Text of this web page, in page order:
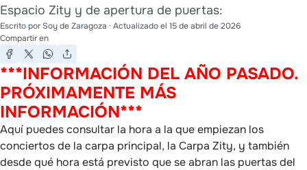
Espacio Zity y de apertura de puertas:
Escrito porSoy de Zaragoza · Actualizado el 15 de abril de 2026
Compartir en
***INFORMACIÓN DEL AÑO PASADO.
PRÓXIMAMENTE MÁS
INFORMACIÓN***
Aquí puedes consultar la hora a la que empiezan los
conciertos de la carpa principal, la Carpa Zity, y también
desde qué hora está previsto que se abran las puertas del